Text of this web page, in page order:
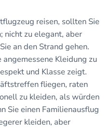
reisen, sollten Sie
nicht zu elegant, aber
an den Strand gehen.
angemessene Kleidung zu
und Klasse zeigt.
fliegen, raten
zu kleiden, als würden
Sie einen Familienausflug
kleiden, aber